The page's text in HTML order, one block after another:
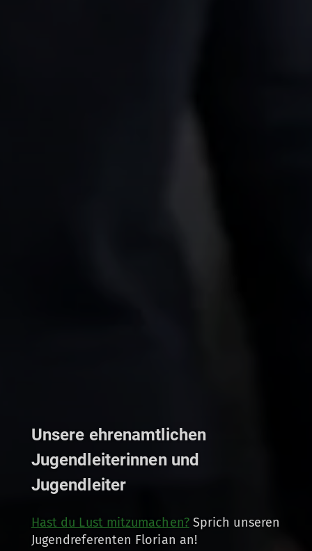
Unsere ehrenamtlichen
Jugendleiterinnen und
Jugendleiter
Hast du Lust mitzumachen?Sprich unseren
Jugendreferenten Florian an!